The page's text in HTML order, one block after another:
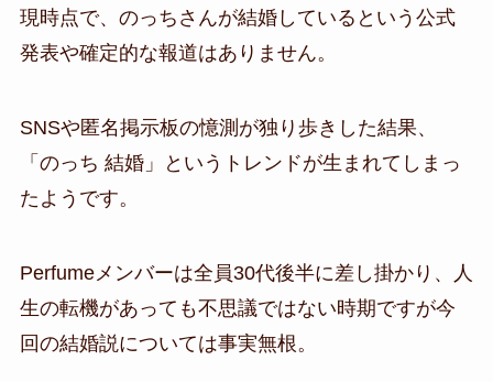
現時点で、のっちさんが結婚しているという公式
発表や確定的な報道はありません。
SNSや匿名掲示板の憶測が独り歩きした結果、
「のっち 結婚」というトレンドが生まれてしまっ
たようです。
Perfumeメンバーは全員30代後半に差し掛かり、人
生の転機があっても不思議ではない時期ですが今
回の結婚説については事実無根。